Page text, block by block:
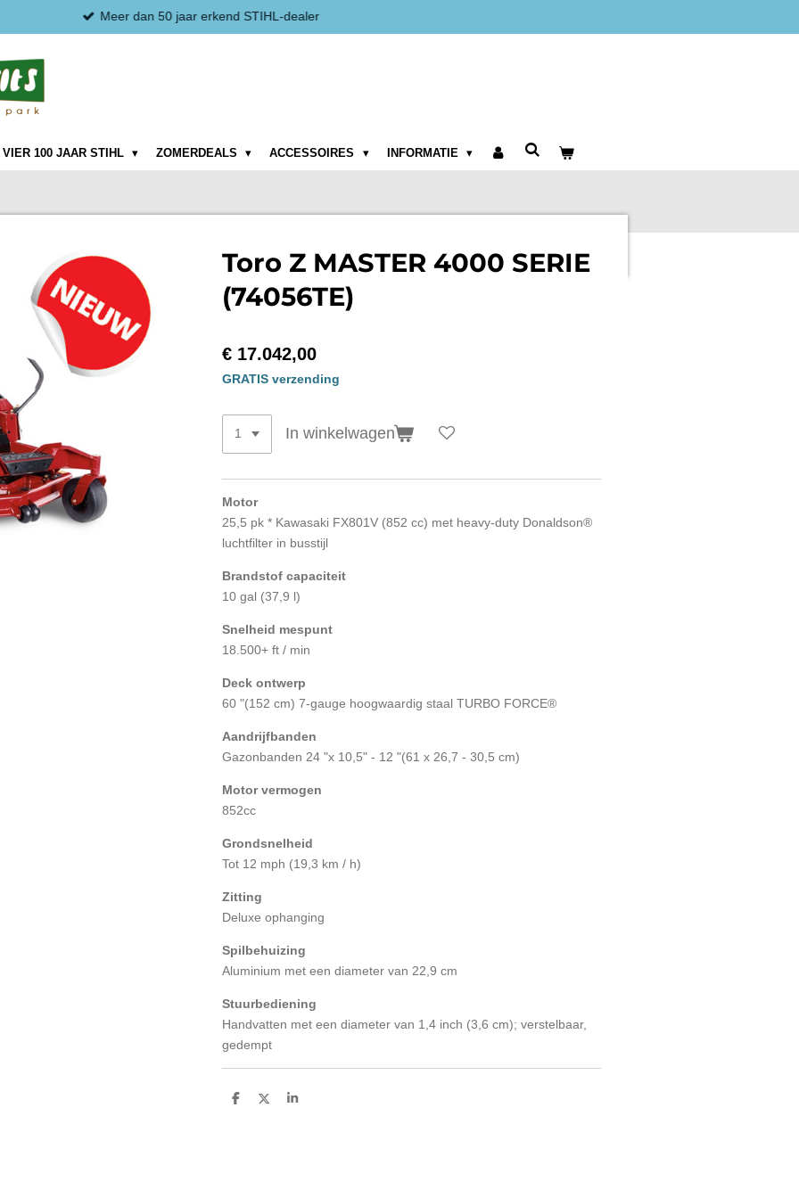
Meer dan 50 jaar erkend STIHL-dealer
VIER 100 JAAR STIHL ZOMERDEALS ACCESSOIRES INFORMATIE
Toro Z MASTER 4000 SERIE
(74056TE)
€ 17.042,00
GRATIS verzending
In winkelwagen
Motor
25,5 pk * Kawasaki FX801V (852 cc) met heavy-duty Donaldson®
luchtfilter in busstijl
Brandstof capaciteit
10 gal (37,9 l)
Snelheid mespunt
18.500+ ft / min
Deck ontwerp
60 "(152 cm) 7-gauge hoogwaardig staal TURBO FORCE®
Aandrijfbanden
Gazonbanden 24 "x 10,5" - 12 "(61 x 26,7 - 30,5 cm)
Motor vermogen
852cc
Grondsnelheid
Tot 12 mph (19,3 km / h)
Zitting
Deluxe ophanging
Spilbehuizing
Aluminium met een diameter van 22,9 cm
Stuurbediening
Handvatten met een diameter van 1,4 inch (3,6 cm); verstelbaar,
gedempt
D
D
S